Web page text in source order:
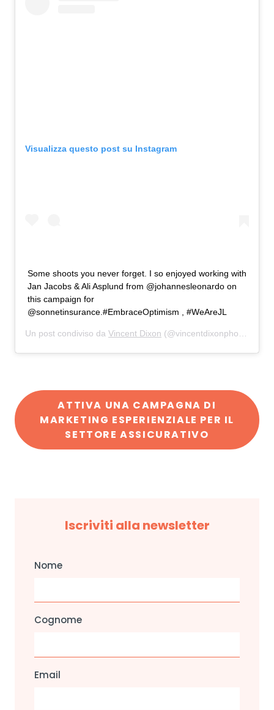
Visualizza questo post su Instagram
Some shoots you never forget. I so enjoyed working with
Jan Jacobs & Ali Asplund from @johannesleonardo on
this campaign for
@sonnetinsurance.#EmbraceOptimism , #WeAreJL
Un post condiviso da Vincent Dixon (@vincentdixonphoto) in data:
ATTIVA UNA CAMPAGNA DI
MARKETING ESPERIENZIALE PER IL
SETTORE ASSICURATIVO
Iscriviti alla newsletter
Nome
Cognome
Email